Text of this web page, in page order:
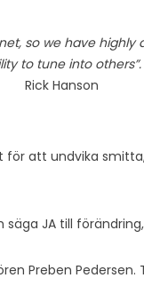
so we have
to tune into others”.
Rick Hanson
för att undvika
JA till
Preben Pedersen.